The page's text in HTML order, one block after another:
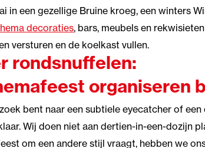
in een gezellige Bruine kroeg, een winters
decoraties, bars, meubels en rekwisieten
versturen en de koelkast vullen.
rondsnuffelen:
organiseren
bent naar een subtiele eyecatcher of
Wij doen niet aan dertien-in-een-dozijn
om een andere stijl vraagt, hebben we